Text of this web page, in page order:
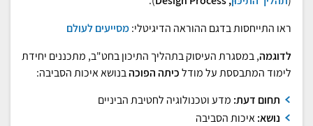
ראו התייחסות בדגם ההוראה הדיגיטלי:מסייעים לעולם
לדוגמה, במסגרת העיסוק בתהליך התיכון בחט"ב, מתכננים יחידת
לימוד המתבססת על מודלכיתה הפוכהבנושא איכות הסביבה:
תחום דעת: מדע וטכנולוגיה לחטיבת הביניים
נושא:איכות הסביבה